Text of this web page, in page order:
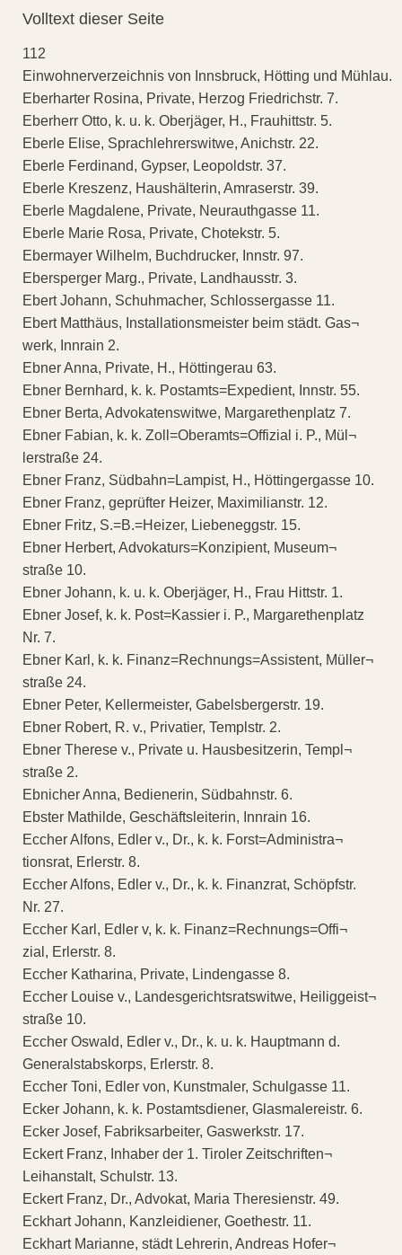
Volltext dieser Seite
112
Einwohnerverzeichnis von Innsbruck, Hötting und Mühlau.
Eberharter Rosina, Private, Herzog Friedrichstr. 7.
Eberherr Otto, k. u. k. Oberjäger, H., Frauhittstr. 5.
Eberle Elise, Sprachlehrerswitwe, Anichstr. 22.
Eberle Ferdinand, Gypser, Leopoldstr. 37.
Eberle Kreszenz, Haushälterin, Amraserstr. 39.
Eberle Magdalene, Private, Neurauthgasse 11.
Eberle Marie Rosa, Private, Chotekstr. 5.
Ebermayer Wilhelm, Buchdrucker, Innstr. 97.
Ebersperger Marg., Private, Landhausstr. 3.
Ebert Johann, Schuhmacher, Schlossergasse 11.
Ebert Matthäus, Installationsmeister beim städt. Gas¬
werk, Innrain 2.
Ebner Anna, Private, H., Höttingerau 63.
Ebner Bernhard, k. k. Postamts=Expedient, Innstr. 55.
Ebner Berta, Advokatenswitwe, Margarethenplatz 7.
Ebner Fabian, k. k. Zoll=Oberamts=Offizial i. P., Mül¬
lerstraße 24.
Ebner Franz, Südbahn=Lampist, H., Höttingergasse 10.
Ebner Franz, geprüfter Heizer, Maximilianstr. 12.
Ebner Fritz, S.=B.=Heizer, Liebeneggstr. 15.
Ebner Herbert, Advokaturs=Konzipient, Museum¬
straße 10.
Ebner Johann, k. u. k. Oberjäger, H., Frau Hittstr. 1.
Ebner Josef, k. k. Post=Kassier i. P., Margarethenplatz
Nr. 7.
Ebner Karl, k. k. Finanz=Rechnungs=Assistent, Müller¬
straße 24.
Ebner Peter, Kellermeister, Gabelsbergerstr. 19.
Ebner Robert, R. v., Privatier, Templstr. 2.
Ebner Therese v., Private u. Hausbesitzerin, Templ¬
straße 2.
Ebnicher Anna, Bedienerin, Südbahnstr. 6.
Ebster Mathilde, Geschäftsleiterin, Innrain 16.
Eccher Alfons, Edler v., Dr., k. k. Forst=Administra¬
tionsrat, Erlerstr. 8.
Eccher Alfons, Edler v., Dr., k. k. Finanzrat, Schöpfstr.
Nr. 27.
Eccher Karl, Edler v, k. k. Finanz=Rechnungs=Offi¬
zial, Erlerstr. 8.
Eccher Katharina, Private, Lindengasse 8.
Eccher Louise v., Landesgerichtsratswitwe, Heiliggeist¬
straße 10.
Eccher Oswald, Edler v., Dr., k. u. k. Hauptmann d.
Generalstabskorps, Erlerstr. 8.
Eccher Toni, Edler von, Kunstmaler, Schulgasse 11.
Ecker Johann, k. k. Postamtsdiener, Glasmalereistr. 6.
Ecker Josef, Fabriksarbeiter, Gaswerkstr. 17.
Eckert Franz, Inhaber der 1. Tiroler Zeitschriften¬
Leihanstalt, Schulstr. 13.
Eckert Franz, Dr., Advokat, Maria Theresienstr. 49.
Eckhart Johann, Kanzleidiener, Goethestr. 11.
Eckhart Marianne, städt Lehrerin, Andreas Hofer¬